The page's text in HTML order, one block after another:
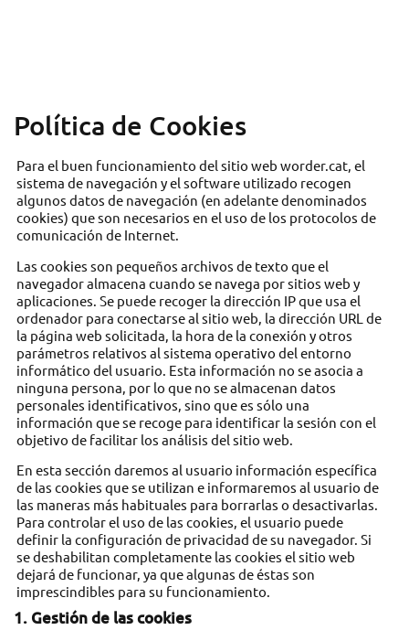
Política de Cookies
Para el buen funcionamiento del sitio web worder.cat, el
sistema de navegación y el software utilizado recogen
algunos datos de navegación (en adelante denominados
cookies) que son necesarios en el uso de los protocolos de
comunicación de Internet.
Las cookies son pequeños archivos de texto que el
navegador almacena cuando se navega por sitios web y
aplicaciones. Se puede recoger la dirección IP que usa el
ordenador para conectarse al sitio web, la dirección URL de
la página web solicitada, la hora de la conexión y otros
parámetros relativos al sistema operativo del entorno
informático del usuario. Esta información no se asocia a
ninguna persona, por lo que no se almacenan datos
personales identificativos, sino que es sólo una
información que se recoge para identificar la sesión con el
objetivo de facilitar los análisis del sitio web.
En esta sección daremos al usuario información específica
de las cookies que se utilizan e informaremos al usuario de
las maneras más habituales para borrarlas o desactivarlas.
Para controlar el uso de las cookies, el usuario puede
definir la configuración de privacidad de su navegador. Si
se deshabilitan completamente las cookies el sitio web
dejará de funcionar, ya que algunas de éstas son
imprescindibles para su funcionamiento.
1. Gestión de las cookies